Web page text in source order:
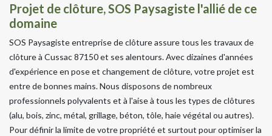
Projet de clôture, SOS Paysagiste l'allié de ce
domaine
SOS Paysagiste entreprise de clôture assure tous les travaux de
clôture à Cussac 87150 et ses alentours. Avec dizaines d'années
d'expérience en pose et changement de clôture, votre projet est
entre de bonnes mains. Nous disposons de nombreux
professionnels polyvalents et à l'aise à tous les types de clôtures
(alu, bois, zinc, métal, grillage, béton, tôle, haie végétal ou autres).
Pour définir la limite de votre propriété et surtout pour optimiser la